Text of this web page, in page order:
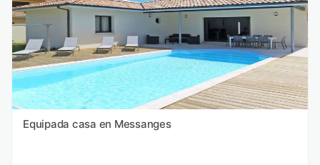
Equipada casa en Messanges